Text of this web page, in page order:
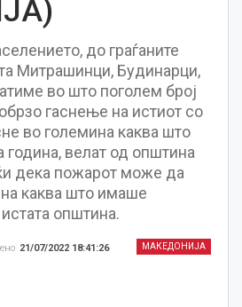
до граѓаните
Митрашинци, Будинарци,
во што поголем број
гаснење на истиот со
во големина каква што
велат од општина
дека пожарот може да
каква што имаше
општина.
МАКЕДОНИЈА
21/07/2022 18:41:26